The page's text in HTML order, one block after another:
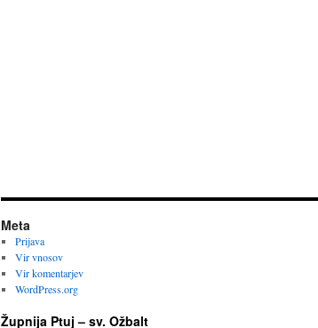
Meta
Prijava
Vir vnosov
Vir komentarjev
WordPress.org
Župnija Ptuj – sv. Ožbalt